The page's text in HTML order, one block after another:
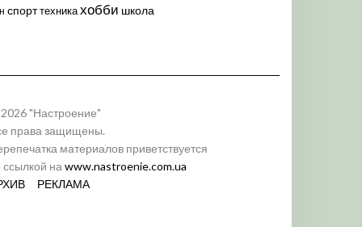
спорттехникахобби школа
"Настроение"
права защищены.
материалов приветствуется
ссылкой на www.nastroenie.com.ua
РЕКЛАМА